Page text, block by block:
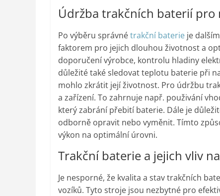
Údržba trakčních baterií pro
Po výběru správnétrakční baterie je
faktorem pro jejich dlouhou životnost a
doporučení výrobce, kontrolu hladiny
důležité také sledovat teplotu baterie při
mohlo zkrátit její životnost. Pro údržbu
a zařízení. To zahrnuje např. použivání
který zabrání přebití baterie. Dále je
odborně opravit nebo vyměnit. Tímto
výkon na optimální úrovni.
Trakční baterie a jejich vliv
Je nesporné, že kvalita a stav trakčních
vozíků. Tyto stroje jsou nezbytné pro